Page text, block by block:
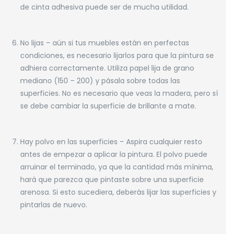
de cinta adhesiva puede ser de mucha utilidad.
No lijas – aún si tus muebles están en perfectas
condiciones, es necesario lijarlos para que la pintura se
adhiera correctamente. Utiliza papel lija de grano
mediano (150 – 200) y pásala sobre todas las
superficies. No es necesario que veas la madera, pero sí
se debe cambiar la superficie de brillante a mate.
Hay polvo en las superficies – Aspira cualquier resto
antes de empezar a aplicar la pintura. El polvo puede
arruinar el terminado, ya que la cantidad más mínima,
hará que parezca que pintaste sobre una superficie
arenosa. Si esto sucediera, deberás lijar las superficies y
pintarlas de nuevo.